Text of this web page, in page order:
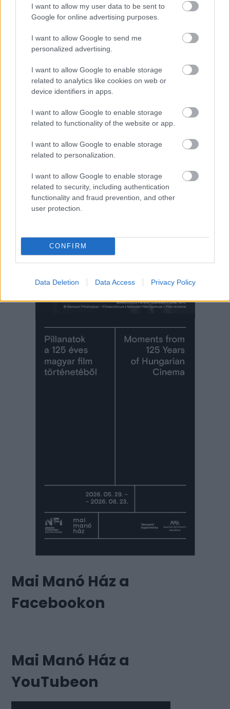
I want to allow my user data to be sent to
Google for online advertising purposes.
I want to allow Google to send me
personalized advertising.
I want to allow Google to enable storage
related to analytics like cookies on web or
device identifiers in apps.
I want to allow Google to enable storage
related to functionality of the website or app.
I want to allow Google to enable storage
related to personalization.
I want to allow Google to enable storage
related to security, including authentication
functionality and fraud prevention, and other
user protection.
CONFIRM
Data Deletion Data Access Privacy Policy
Mai Manó Ház a
Facebookon
Mai Manó Ház a
YouTubeon